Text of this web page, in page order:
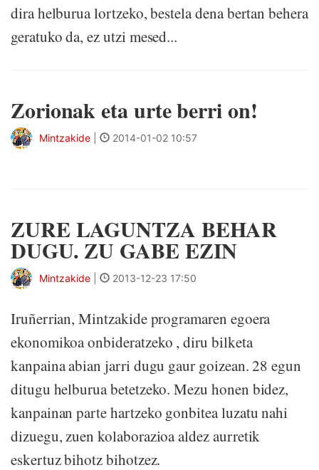
dira helburua lortzeko, bestela dena bertan behera
geratuko da, ez utzi mesed...
Zorionak eta urte berri on!
Mintzakide 2014-01-02 10:57
ZURE LAGUNTZA BEHAR
DUGU. ZU GABE EZIN
Mintzakide 2013-12-23 17:50
Iruñerrian, Mintzakide programaren egoera
ekonomikoa onbideratzeko , diru bilketa
kanpaina abian jarri dugu gaur goizean. 28 egun
ditugu helburua betetzeko. Mezu honen bidez,
kanpainan parte hartzeko gonbitea luzatu nahi
dizuegu, zuen kolaborazioa aldez aurretik
eskertuz bihotz bihotzez.